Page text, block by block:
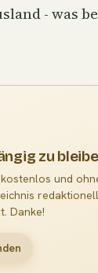
- was
zu
und
Danke!